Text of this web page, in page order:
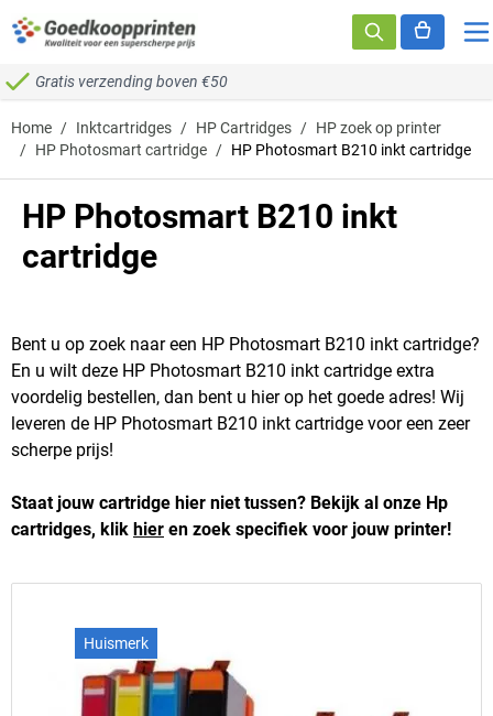
Ga naar de inhoud
Gratis verzending boven €50
Home / Inktcartridges / HP Cartridges / HP zoek op printer
/ HP Photosmart cartridge / HP Photosmart B210 inkt cartridge
HP Photosmart B210 inkt
cartridge
Bent u op zoek naar een HP Photosmart B210 inkt cartridge?
En u wilt deze HP Photosmart B210 inkt cartridge extra
voordelig bestellen, dan bent u hier op het goede adres! Wij
leveren de HP Photosmart B210 inkt cartridge voor een zeer
scherpe prijs!
Staat jouw cartridge hier niet tussen? Bekijk al onze Hp
cartridges, klik hier en zoek specifiek voor jouw printer!
Huismerk